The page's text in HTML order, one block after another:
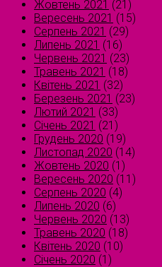
Жовтень 2021 (21)
Вересень 2021 (15)
Серпень 2021 (29)
Липень 2021 (16)
Червень 2021 (23)
Травень 2021 (18)
Квітень 2021 (32)
Березень 2021 (23)
Лютий 2021 (33)
Січень 2021 (21)
Грудень 2020 (19)
Листопад 2020 (14)
Жовтень 2020 (1)
Вересень 2020 (11)
Серпень 2020 (4)
Липень 2020 (6)
Червень 2020 (13)
Травень 2020 (18)
Квітень 2020 (10)
Січень 2020 (1)